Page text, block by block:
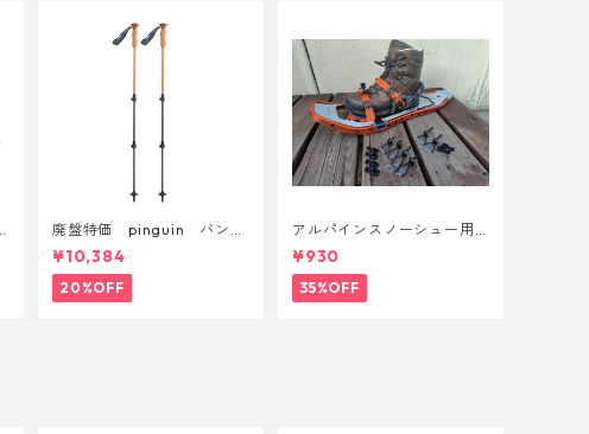
廃盤特価 pinguin バンブ
ーFLフォーム(ペア)
¥10,384
20%OFF
アルパインスノーシュー用
ストラップキャッチ(ペア)
¥930
35%OFF